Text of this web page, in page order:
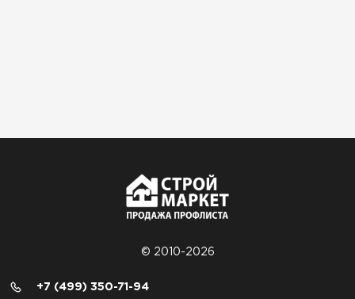
© 2010-2026
+7 (499) 350-71-94